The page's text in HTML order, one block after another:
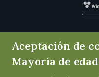
Aceptación de
Mayoría de